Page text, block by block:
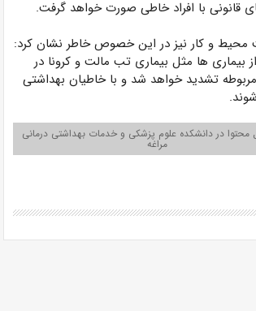
با افراد خاطی صورت خواهد گرفت.
محیط و کار نیز در این خصوص خاطر نشان کرد:
بیماری ها مثل بیماری تب مالت و کرونا در
تشدید خواهد شد و با خاطیان بهداشتی
محتوا در دانشکده علوم پزشکی و خدمات بهداشتی درمانی
مراغه